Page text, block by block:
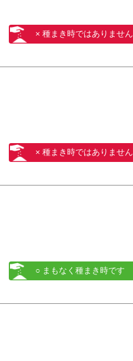
× 種まき時ではありません
× 種まき時ではありません
○ まもなく種まき時です